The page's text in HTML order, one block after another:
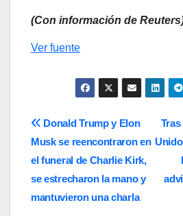
(Con información de
Ver fuente
Navegación
de
entradas
Donald Trump y Elon
Musk se reencontraron en
el funeral de Charlie Kirk,
se estrecharon la mano y
mantuvieron una charla